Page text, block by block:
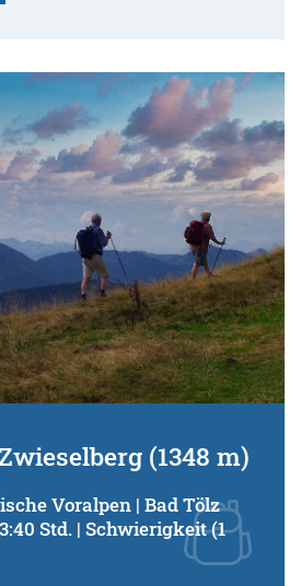
(1348 m)
Voralpen | Bad Tölz
Std. | Schwierigkeit (1